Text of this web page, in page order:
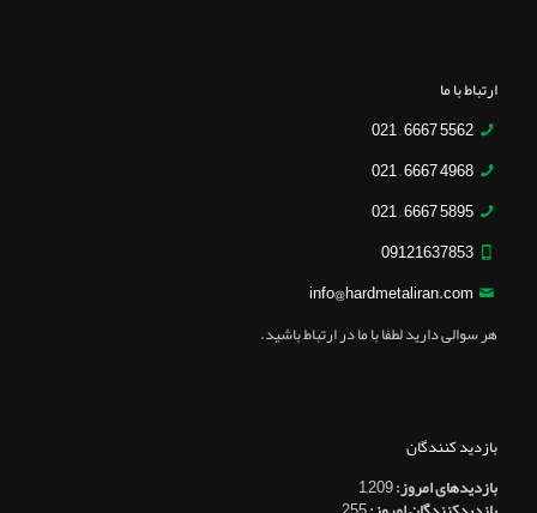
ارتباط با ما
5562 6667 – 021
4968 6667 – 021
5895 6667 – 021
09121637853
info@hardmetaliran.com
هر سوالی دارید لطفا با ما در ارتباط باشید.
بازدید کنندگان
بازدیدهای امروز:1,209